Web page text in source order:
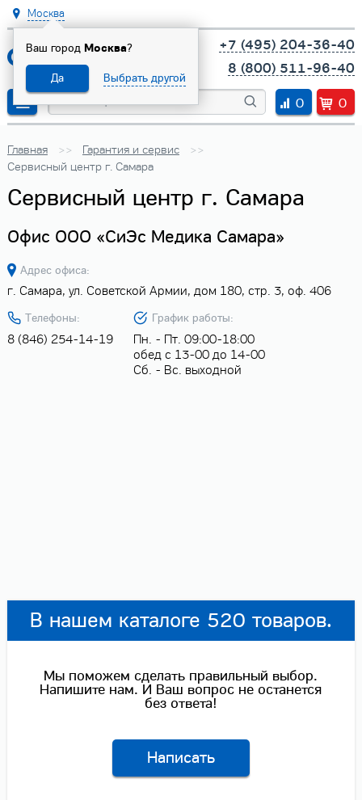
Москва
Ваш город Москва?
Да Выбрать другой
+7 (495) 204-36-40
8 (800) 511-96-40
0
0
Главная
Гарантия и сервис
Сервисный центр г. Самара
Сервисный центр г. Самара
Офис ООО «СиЭс Медика Самара»
Адрес офиса:
г. Самара, ул. Советской Армии, дом 180, стр. 3, оф. 406
Телефоны:
8 (846) 254-14-19
График работы:
Пн. - Пт. 09:00-18:00
обед с 13-00 до 14-00
Сб. - Вс. выходной
В нашем каталоге 520 товаров.
Мы поможем сделать правильный выбор.
Напишите нам. И Ваш вопрос не останется
без ответа!
Написать